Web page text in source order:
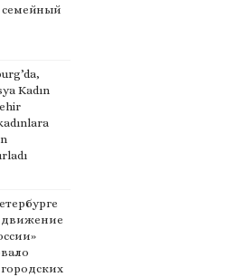
семейный
Kadın